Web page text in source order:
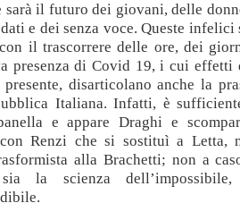
sarà il futuro dei giovani, delle
e dei senza voce. Queste infelici
il trascorrere delle ore, dei
presenza di Covid 19, i cui effetti
disarticolano anche la
Italiana. Infatti, è
e appare Draghi e
Renzi che si sostituì a Letta,
alla Brachetti; non a
la scienza